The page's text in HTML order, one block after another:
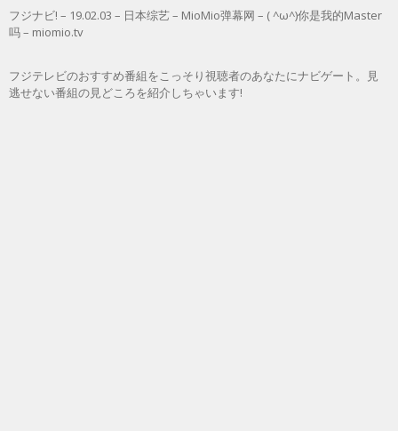
フジナビ! – 19.02.03 – 日本综艺 – MioMio弹幕网 – ( ^ω^)你是我的Master
吗 – miomio.tv
フジテレビのおすすめ番組をこっそり視聴者のあなたにナビゲート。見
逃せない番組の見どころを紹介しちゃいます!